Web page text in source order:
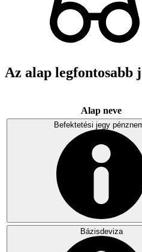
Az alap legfontosabb
Alap neve
Befektetési jegy
Bázisdeviza